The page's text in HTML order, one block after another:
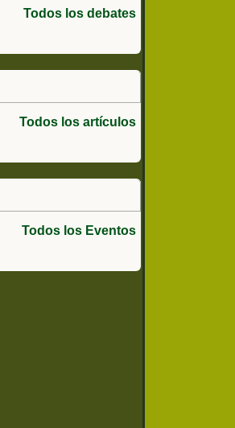
Todos los debates
Todos los artículos
Todos los Eventos